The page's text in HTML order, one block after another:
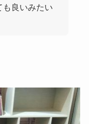
も良いみたい